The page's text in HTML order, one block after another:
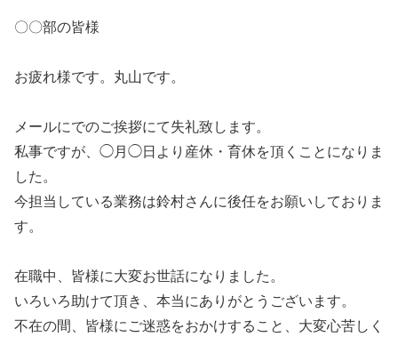
〇〇部の皆様
お疲れ様です。丸山です。
メールにでのご挨拶にて失礼致します。
私事ですが、◯月◯日より産休・育休を頂くことになりま
した。
今担当している業務は鈴村さんに後任をお願いしておりま
す。
在職中、皆様に大変お世話になりました。
いろいろ助けて頂き、本当にありがとうございます。
不在の間、皆様にご迷惑をおかけすること、大変心苦しく